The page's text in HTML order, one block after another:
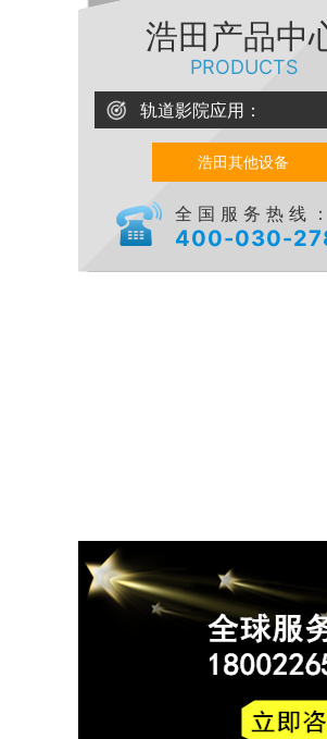
浩田产品中
PRODUCTS
轨道影院应用：
浩田其他设备
全国服务热线：
400-030-